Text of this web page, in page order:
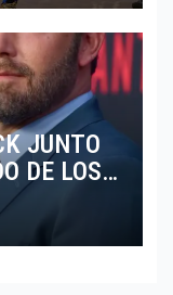
JUNTO
DE LOS